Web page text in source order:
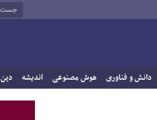
دانش و فناوری هوش مصنوعی اندیشه دین